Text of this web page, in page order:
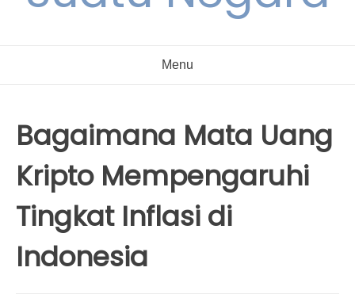
Menu
Bagaimana Mata Uang
Kripto Mempengaruhi
Tingkat Inflasi di
Indonesia